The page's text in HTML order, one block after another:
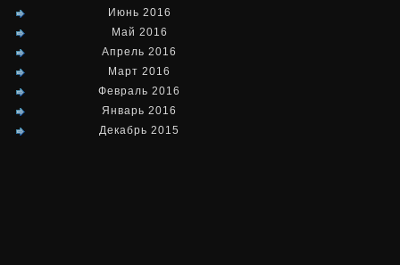
Июнь 2016
Май 2016
Апрель 2016
Март 2016
Февраль 2016
Январь 2016
Декабрь 2015